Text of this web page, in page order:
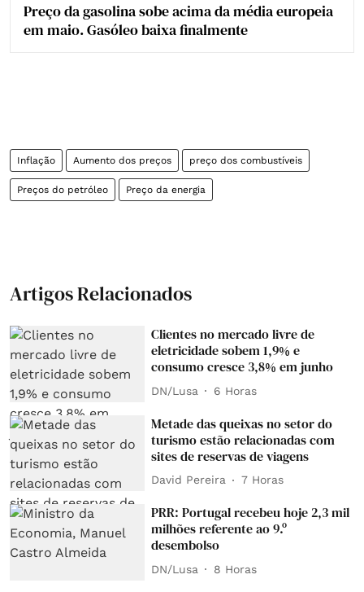
Preço da gasolina sobe acima da média europeia
em maio. Gasóleo baixa finalmente
Inflação Aumento dos preços preço dos combustíveis
Preços do petróleo Preço da energia
Artigos Relacionados
Clientes no mercado livre de
eletricidade sobem 1,9% e
consumo cresce 3,8% em junho
DN/Lusa 6 Horas
Metade das queixas no setor do
turismo estão relacionadas com
sites de reservas de viagens
David Pereira 7 Horas
PRR: Portugal recebeu hoje 2,3 mil
milhões referente ao 9.º
desembolso
DN/Lusa 8 Horas